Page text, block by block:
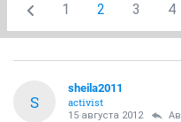
1 2 3 4
S
sheila2011
activist
15 августа 2012